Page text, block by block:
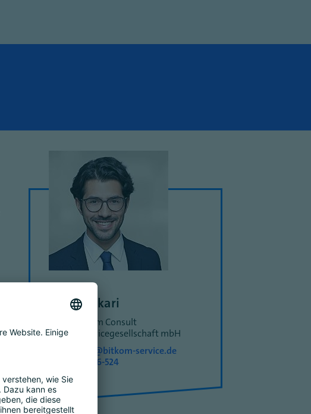
Ali Tschakari
Leiter Bitkom Consult
Bitkom Servicegesellschaft mbH
a.tschakari@bitkom-service.de
+49 30 27576-524